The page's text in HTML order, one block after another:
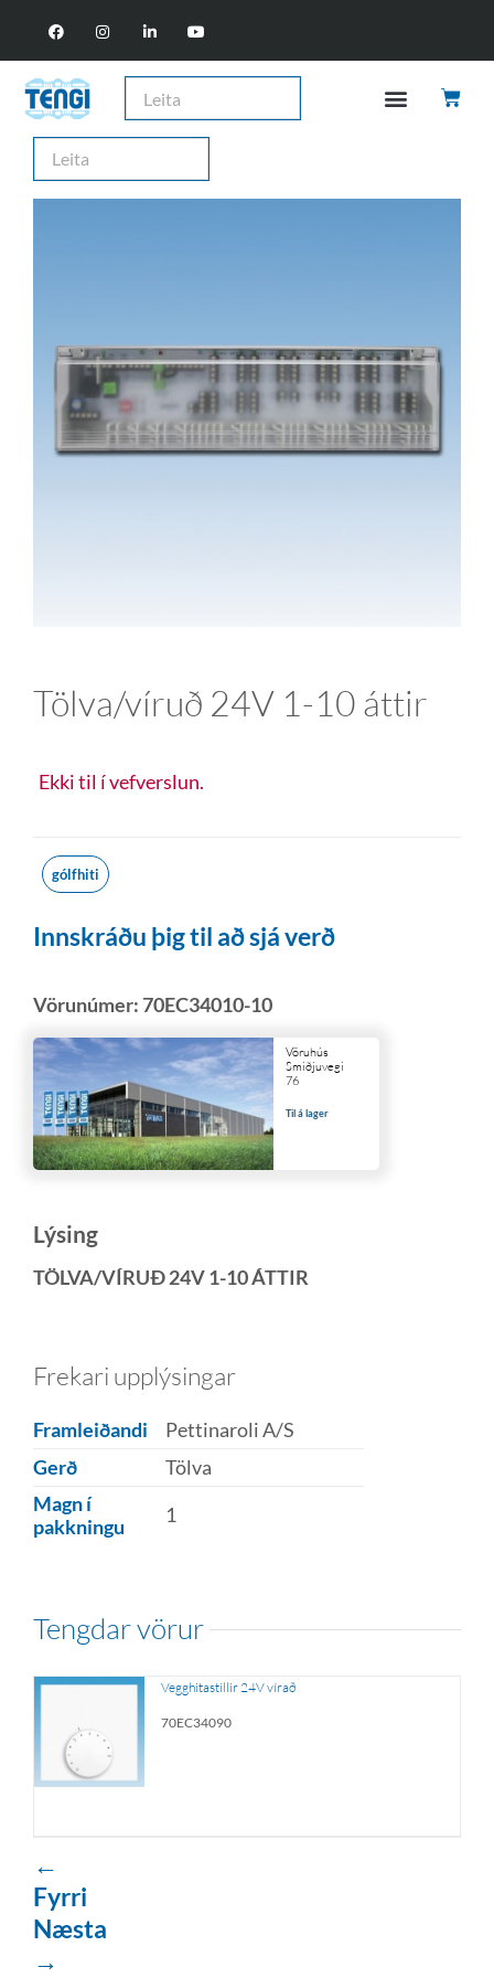
Tölva/víruð 24V 1-10 áttir
Ekki til í vefverslun.
gólfhiti
Innskráðu þig til að sjá verð
Vörunúmer:70EC34010-10
Vöruhús
Smiðjuvegi
76
Til á lager
Lýsing
TÖLVA/VÍRUÐ 24V 1-10 ÁTTIR
Frekari upplýsingar
Framleiðandi
Pettinaroli A/S
Gerð
Tölva
Magn í
pakkningu
1
tengdar vörur
Vegghitastillir 24V vírað
70EC34090
←
Fyrri
Næsta
→